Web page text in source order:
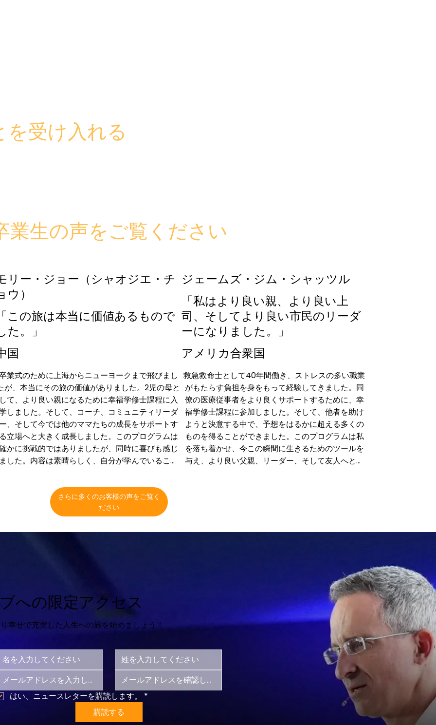
受け入れる
業生の声をご覧ください
リー・ジョー（シャオジエ・チ
ウ）
この旅は本当に価値あるもので
た。」
国
業式のために上海からニューヨークまで飛びまし
が、本当にその旅の価値がありました。2児の母と
て、より良い親になるために幸福学修士課程に入
しました。そして、コーチ、コミュニティリーダ
、そして今では他のママたちの成長をサポートす
立場へと大きく成長しました。このプログラムは
かに挑戦的ではありましたが、同時に喜びも感じ
した。内容は素晴らしく、自分が学んでいること
ました。これは単なる学位ではなく、個人的な変
でした。子育てから、今私が主催するワークショ
プまで、学んだことを日々実践しています。幸福
ので、このプログラムは、その真実を心ゆくまで
ートを通して、世界中の人々と深い関係を築くこ
ができました。特にリトリートでは、知識を実践
移すことができました。そして、数ヶ月経った今
でも、演習を続けています。教授陣は励ましてく
、常に支えられていると感じさせてくれました。
ログラムが終わる今、もうすでに教材を見返して
ます。義務だからではなく、見たいから。つい先
、夫にこう言いました。「この経験は、私がこれ
でに行った中で最も価値のあることの一つです。
本当に、この道のりは価値あるものだったんで
ジェームズ・ジム・シャッツル
「私はより良い親、より良い上
司、そしてより良い市民のリーダ
ーになりました。」
アメリカ合衆国
救急救命士として40年間働き、ストレスの多い職業
がもたらす負担を身をもって経験してきました。同
僚の医療従事者をより良くサポートするために、幸
福学修士課程に参加しました。そして、他者を助け
ようと決意する中で、予想をはるかに超える多くの
ものを得ることができました。このプログラムは私
を落ち着かせ、今この瞬間に生きるためのツールを
与え、より良い父親、リーダー、そして友人へと成
た。
ルなクラスルームに入り、真のコミュニティ、つま
り信頼し、頼り、共に成長できる仲間たちと出会っ
て卒業しました。家庭、職場、そして礼拝の場な
ど、どこでリーダーシップを発揮する時でも、この
プログラムは私のあらゆる側面を強くしてくれまし
た。教授陣は私たちに高い基準を求め、学習を通し
てサポートし、心から温かく見守ってくれました。
当初はテクノロジーと形式について不安を感じてい
ましたが、この経験はシームレスで豊かなものでし
た。次回のZoomミーティングはすでに予定されて
います。このコミュニティは一生続くと確信してい
ます。幸福は世界の通貨ではないかもしれません
が、このプログラムでは、私たちを結びつける価値
さらに多くのお客様の声をご覧く
ださい
への限定アクセス
幸せで充実した人生への旅を始めましょう！
はい、ニュースレターを購読します。
*
購読する